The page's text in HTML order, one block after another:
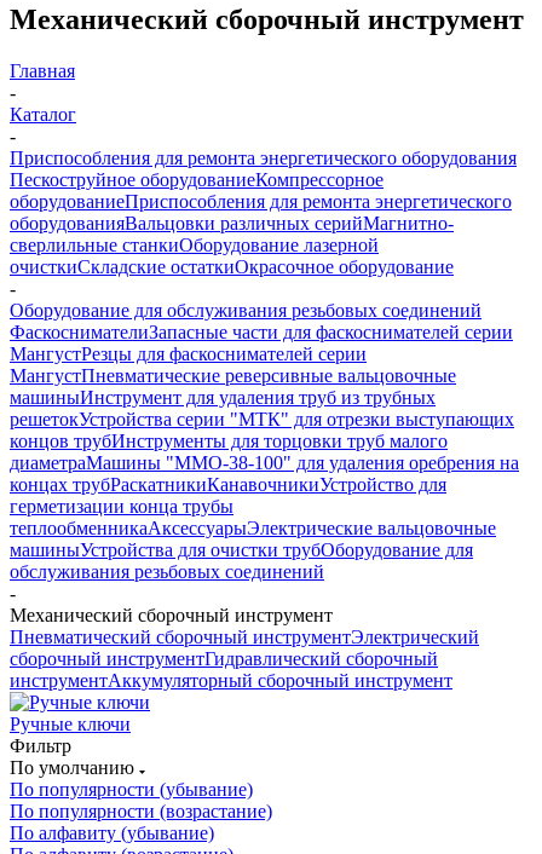
Механический сборочный инструмент
Главная
-
Каталог
-
Приспособления для ремонта энергетического оборудования
Пескоструйное оборудованиеКомпрессорное
оборудованиеПриспособления для ремонта энергетического
оборудованияВальцовки различных серийМагнитно-
сверлильные станкиОборудование лазерной
очисткиСкладские остаткиОкрасочное оборудование
-
Оборудование для обслуживания резьбовых соединений
ФаскоснимателиЗапасные части для фаскоснимателей серии
МангустРезцы для фаскоснимателей серии
МангустПневматические реверсивные вальцовочные
машиныИнструмент для удаления труб из трубных
решетокУстройства серии "МТК" для отрезки выступающих
концов трубИнструменты для торцовки труб малого
диаметраМашины "ММО-38-100" для удаления оребрения на
концах трубРаскатникиКанавочникиУстройство для
герметизации конца трубы
теплообменникаАксессуарыЭлектрические вальцовочные
машиныУстройства для очистки трубОборудование для
обслуживания резьбовых соединений
-
Механический сборочный инструмент
Пневматический сборочный инструментЭлектрический
сборочный инструментГидравлический сборочный
инструментАккумуляторный сборочный инструмент
Ручные ключи
Фильтр
По умолчанию
По популярности (убывание)
По популярности (возрастание)
По алфавиту (убывание)